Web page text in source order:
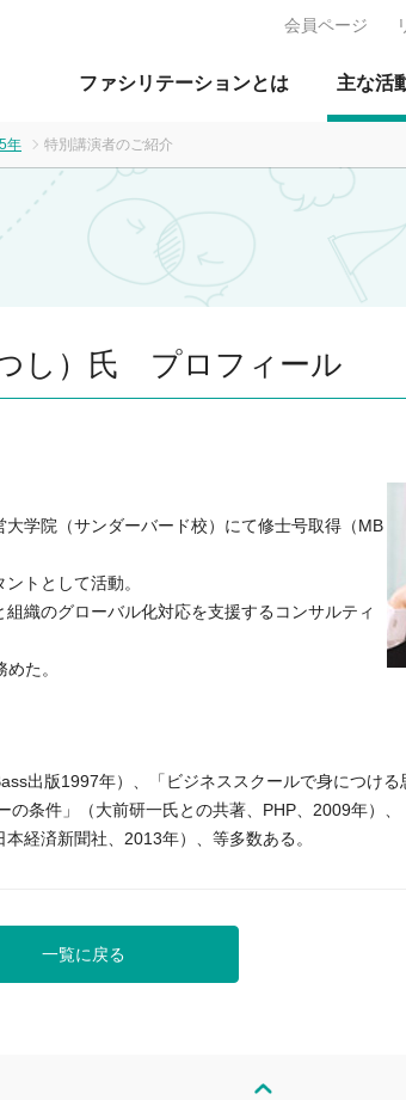
特定非営利活動法人
ファシリテーションとは 主な活
会員ページ
年 特別講演者のご紹介
し）氏 プロフィール
学院（サンダーバード校）にて修士号取得（MB
トとして活動。
織のグローバル化対応を支援するコンサルティ
た。
出版1997年）、「ビジネススクールで身につける
の条件」（大前研一氏との共著、PHP、2009年）
経済新聞社、2013年）、等多数ある。
一覧に戻る